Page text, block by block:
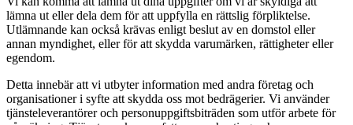
lämna ut eller dela dem för att uppfylla en rättslig förpliktelse.
Utlämnande kan också krävas enligt beslut av en domstol eller
annan myndighet, eller för att skydda varumärken, rättigheter eller
egendom.
Detta innebär att vi utbyter information med andra företag och
organisationer i syfte att skydda oss mot bedrägerier. Vi använder
tjänsteleverantörer och personuppgiftsbiträden som utför arbete för